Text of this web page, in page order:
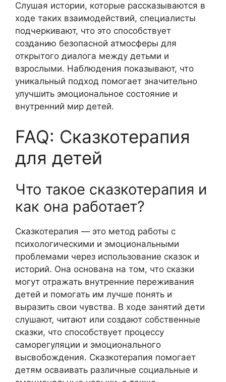
Слушая истории, которые рассказываются в
ходе таких взаимодействий, специалисты
подчеркивают, что это способствует
созданию безопасной атмосферы для
открытого диалога между детьми и
взрослыми. Наблюдения показывают, что
уникальный подход помогает значительно
улучшить эмоциональное состояние и
внутренний мир детей.
FAQ: Сказкотерапия
для детей
Что такое сказкотерапия и
как она работает?
Сказкотерапия — это метод работы с
психологическими и эмоциональными
проблемами через использование сказок и
историй. Она основана на том, что сказки
могут отражать внутренние переживания
детей и помогать им лучше понять и
выразить свои чувства. В ходе занятий дети
слушают, читают или создают собственные
сказки, что способствует процессу
саморегуляции и эмоционального
высвобождения. Сказкотерапия помогает
детям осваивать различные социальные и